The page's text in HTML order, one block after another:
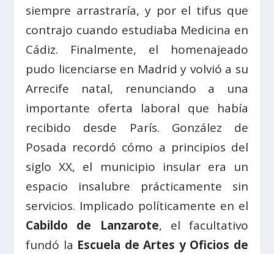
siempre arrastraría, y por el tifus que
contrajo cuando estudiaba Medicina en
Cádiz. Finalmente, el homenajeado
pudo licenciarse en Madrid y volvió a su
Arrecife natal, renunciando a una
importante oferta laboral que había
recibido desde París. González de
Posada recordó cómo a principios del
siglo XX, el municipio insular era un
espacio insalubre prácticamente sin
servicios. Implicado políticamente en el
Cabildo de Lanzarote, el facultativo
fundó la Escuela de Artes y Oficios de